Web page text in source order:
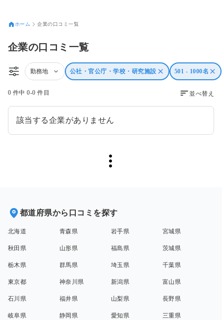
ホーム 企業の口コミ一覧
企業の口コミ一覧
勤務地 公社・官公庁・学校・研究施設 501 - 1000名
0 件中 0-0 件目 並べ替え
該当する企業がありません
都道府県から口コミを探す
北海道 青森県 岩手県 宮城県
秋田県 山形県 福島県 茨城県
栃木県 群馬県 埼玉県 千葉県
東京都 神奈川県 新潟県 富山県
石川県 福井県 山梨県 長野県
岐阜県 静岡県 愛知県 三重県